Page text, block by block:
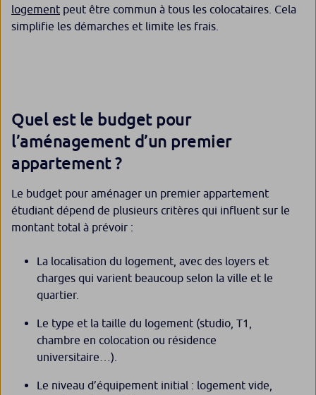
logement peut être commun à tous les colocataires. Cela
simplifie les démarches et limite les frais.
Quel est le budget pour
l’aménagement d’un premier
appartement ?
Le budget pour aménager un premier appartement
étudiant dépend de plusieurs critères qui influent sur le
montant total à prévoir :
La localisation du logement, avec des loyers et
charges qui varient beaucoup selon la ville et le
quartier.
Le type et la taille du logement (studio, T1,
chambre en colocation ou résidence
universitaire…).
Le niveau d’équipement initial : logement vide,